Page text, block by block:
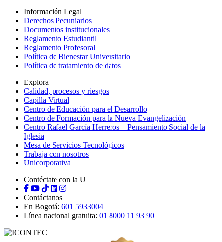
Información Legal
Derechos Pecuniarios
Documentos institucionales
Reglamento Estudiantil
Reglamento Profesoral
Política de Bienestar Universitario
Política de tratamiento de datos
Explora
Calidad, procesos y riesgos
Capilla Virtual
Centro de Educación para el Desarrollo
Centro de Formación para la Nueva Evangelización
Centro Rafael García Herreros – Pensamiento Social de la
Iglesia
Mesa de Servicios Tecnológicos
Trabaja con nosotros
Unicorporativa
Contéctate con la U
Contáctanos
En Bogotá: 601 5933004
Línea nacional gratuita: 01 8000 11 93 90